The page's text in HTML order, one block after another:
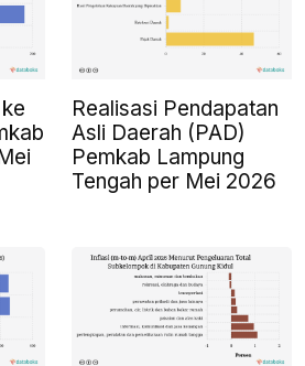
Realisasi Pendapatan
Asli Daerah (PAD)
Pemkab Lampung
Tengah per Mei 2026